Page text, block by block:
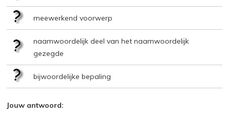
meewerkend voorwerp
naamwoordelijk deel van het naamwoordelijk
gezegde
bijwoordelijke bepaling
Jouw antwoord: